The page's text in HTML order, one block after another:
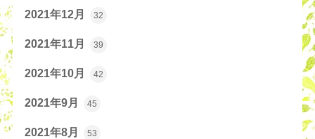
2021年12月 32
2021年11月 39
2021年10月 42
2021年9月 45
2021年8月 53